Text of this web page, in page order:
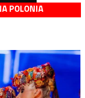
POLONIA